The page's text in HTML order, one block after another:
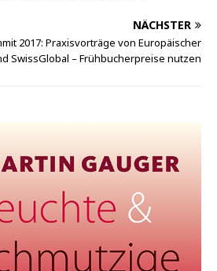
NÄCHSTER
2017: Praxisvorträge von Europäischer
SwissGlobal – Frühbucherpreise nutzen